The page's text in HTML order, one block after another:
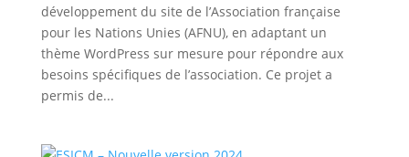
développement du site de l’Association française
pour les Nations Unies (AFNU), en adaptant un
thème WordPress sur mesure pour répondre aux
besoins spécifiques de l’association. Ce projet a
permis de...